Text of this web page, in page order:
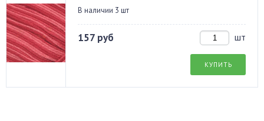
В наличии 3 шт
157 руб шт
КУПИТЬ